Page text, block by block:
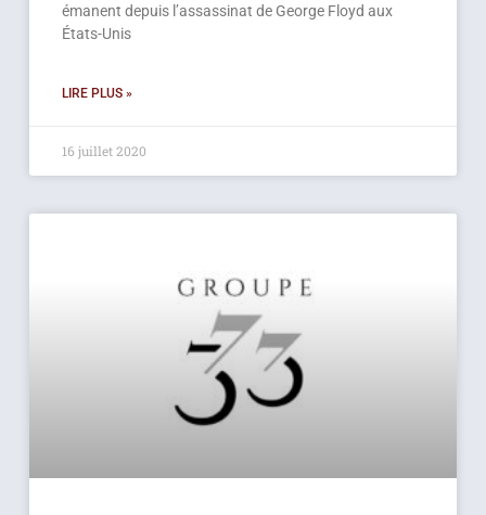
émanent depuis l’assassinat de George Floyd aux
États-Unis
LIRE PLUS »
16 juillet 2020